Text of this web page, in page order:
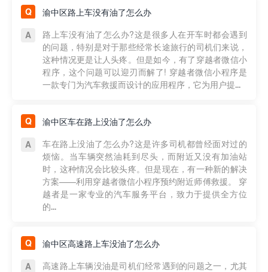
渝中区路上车没有油了怎么办
路上车没有油了怎么办?这是很多人在开车时都会遇到
的问题，特别是对于那些经常长途旅行的司机们来说，
这种情况更是让人头疼。但是如今，有了穿越者微信小
程序，这个问题可以迎刃而解了! 穿越者微信小程序是
一款专门为汽车救援而设计的应用程序，它为用户提...
渝中区车在路上没油了怎么办
车在路上没油了怎么办?这是许多司机都曾经面对过的
烦恼。当车辆突然油耗到尽头，而附近又没有加油站
时，这种情况会比较头疼。但是现在，有一种新的解决
方案——利用穿越者微信小程序预约附近师傅救援。 穿
越者是一家专业的汽车服务平台，致力于提供全方位
的...
渝中区高速路上车没油了怎么办
高速路上车辆没油是司机们经常遇到的问题之一，尤其